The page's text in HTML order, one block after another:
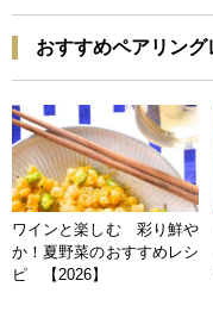
おすすめペアリン
ワインと楽しむ 彩り鮮や
か！夏野菜のおすすめレシ
ピ 【2026】